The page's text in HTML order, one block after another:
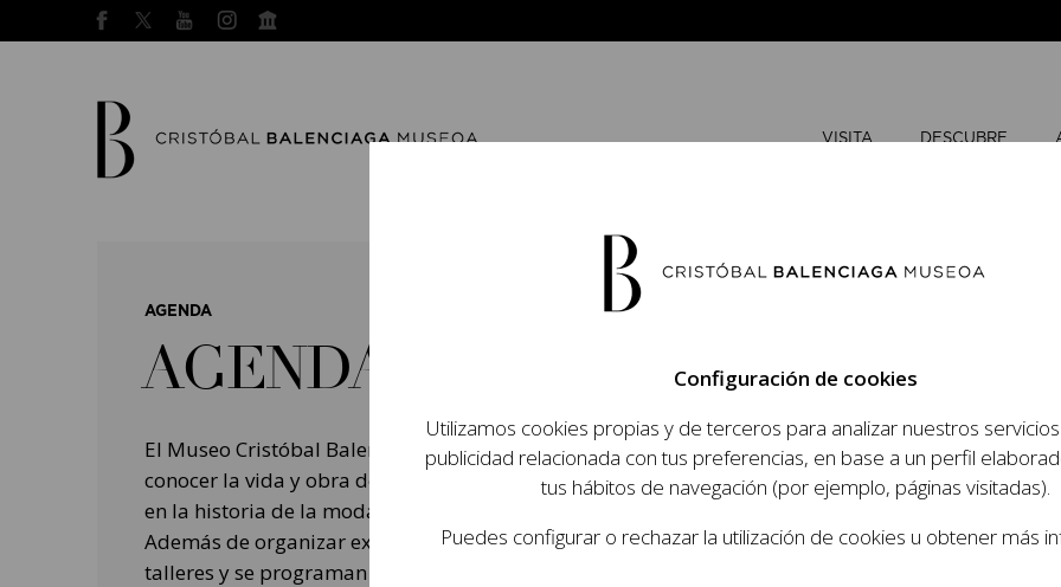
VISITA DESCUBRE
AGENDA
AGENDA
El Museo Cristóbal Balenciaga tiene como objetivo dar a
conocer la vida y obra del prestigioso modista, su relevancia
en la historia de la moda, y la contemporaneidad de su legado.
Además de organizar exposiciones, se realizan cursos y
talleres y se programan actividades de ocio que
6 7
Configuración de cookies
Utilizamos cookies propias y de terceros para analizar nuestros
publicidad relacionada con tus preferencias, en base a un perfil
tus hábitos de navegación (por ejemplo, páginas visitadas).
Puedes configurar o rechazar la utilización de cookies u obtener más